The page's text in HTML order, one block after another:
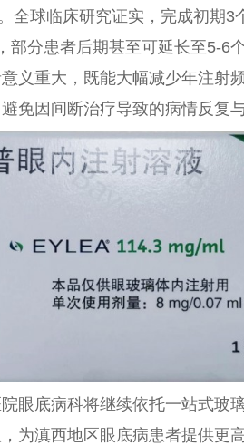
全球临床研究证实，完成初期3
部分患者后期甚至可延长至5-6
义重大，既能大幅减少年注射
免因间断治疗导致的病情反复
眼底病科将继续依托一站式玻
为滇西地区眼底病患者提供更